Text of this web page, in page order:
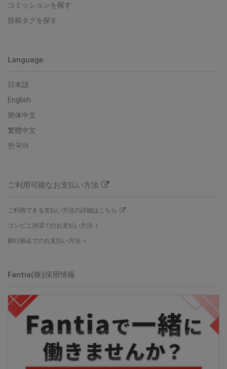
コミッションを探す
投稿タグを探す
Language
日本語
English
简体中文
繁體中文
한국어
ご利用可能なお支払い方法
ご利用できる支払い方法の詳細はこちら
コンビニ決済でのお支払い方法
銀行振込でのお支払い方法
Fantia(株)採用情報